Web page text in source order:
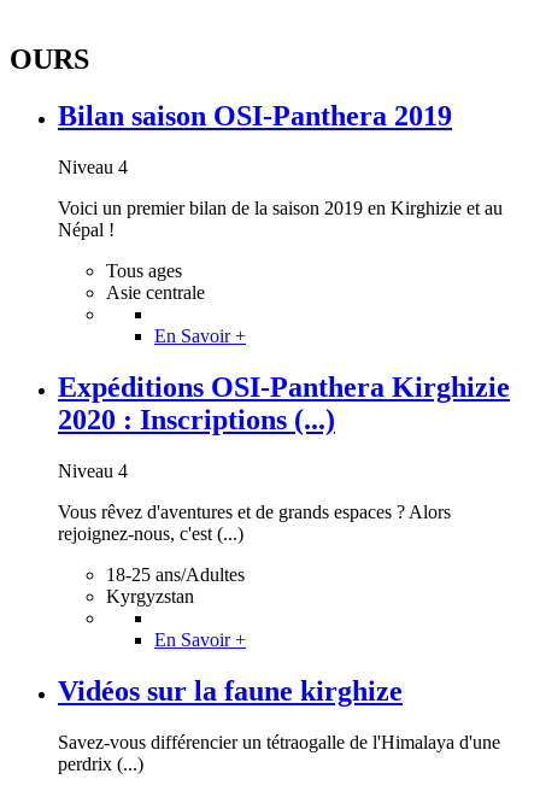
OURS
Bilan saison OSI-Panthera 2019
Niveau 4
Voici un premier bilan de la saison 2019 en Kirghizie et au
Népal !
Tous ages
Asie centrale
En Savoir +
Expéditions OSI-Panthera Kirghizie
2020 : Inscriptions (...)
Niveau 4
Vous rêvez d'aventures et de grands espaces ? Alors
rejoignez-nous, c'est (...)
18-25 ans/Adultes
Kyrgyzstan
En Savoir +
Vidéos sur la faune kirghize
Savez-vous différencier un tétraogalle de l'Himalaya d'une
perdrix (...)